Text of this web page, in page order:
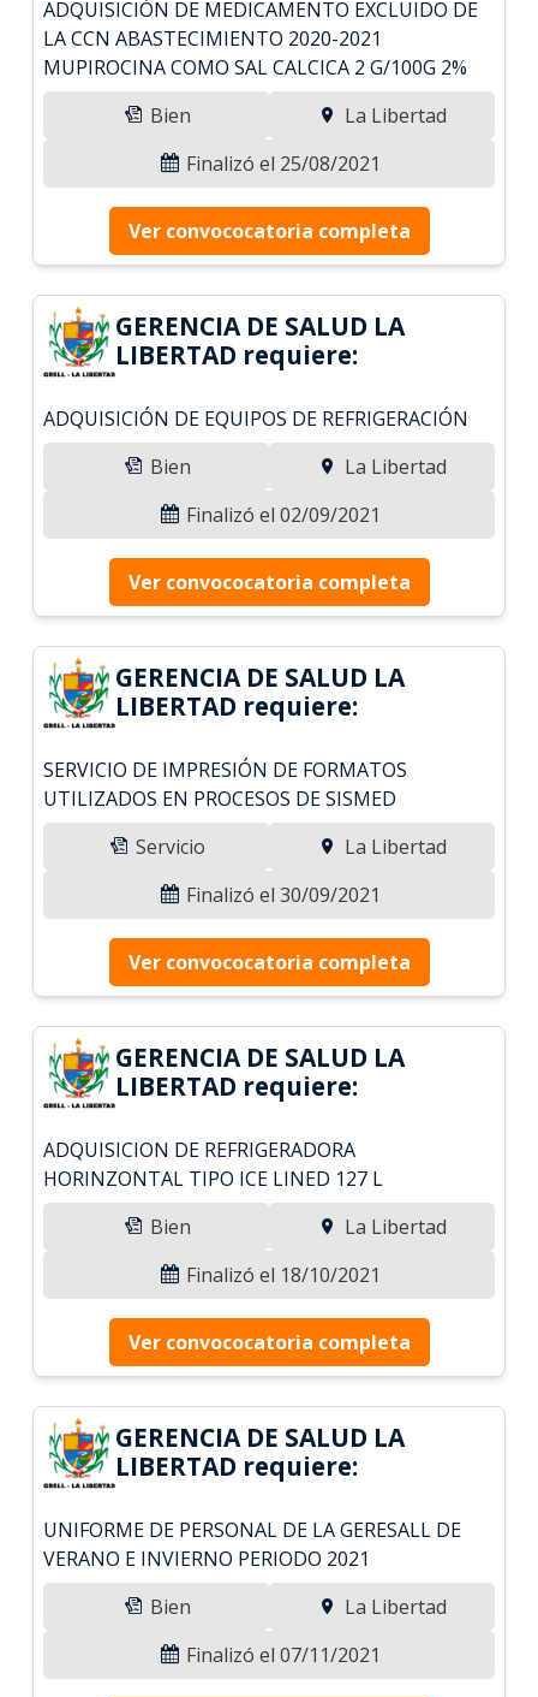
ADQUISICIÓN DE MEDICAMENTO EXCLUIDO DE
LA CCN ABASTECIMIENTO 2020-2021
MUPIROCINA COMO SAL CALCICA 2 G/100G 2%
Bien
La Libertad
Finalizó el 25/08/2021
Ver convococatoria completa
GERENCIA DE SALUD LA
LIBERTAD requiere:
ADQUISICIÓN DE EQUIPOS DE REFRIGERACIÓN
Bien
La Libertad
Finalizó el 02/09/2021
Ver convococatoria completa
GERENCIA DE SALUD LA
LIBERTAD requiere:
SERVICIO DE IMPRESIÓN DE FORMATOS
UTILIZADOS EN PROCESOS DE SISMED
Servicio
La Libertad
Finalizó el 30/09/2021
Ver convococatoria completa
GERENCIA DE SALUD LA
LIBERTAD requiere:
ADQUISICION DE REFRIGERADORA
HORINZONTAL TIPO ICE LINED 127 L
Bien
La Libertad
Finalizó el 18/10/2021
Ver convococatoria completa
GERENCIA DE SALUD LA
LIBERTAD requiere:
UNIFORME DE PERSONAL DE LA GERESALL DE
VERANO E INVIERNO PERIODO 2021
Bien
La Libertad
Finalizó el 07/11/2021